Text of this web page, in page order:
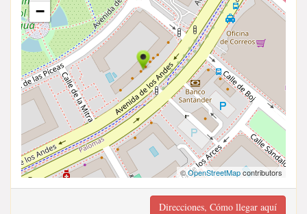
−
©OpenStreetMapcontributors
Direcciones, Cómo llegar aquí